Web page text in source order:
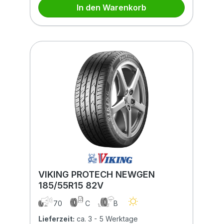
In den Warenkorb
VIKING PROTECH NEWGEN
185/55R15 82V
70 C
B
Lieferzeit: ca. 3 - 5 Werktage